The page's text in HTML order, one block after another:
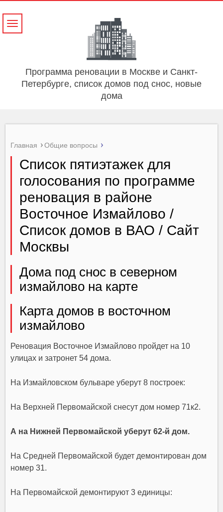
Программа реновации в Москве и Санкт-
Петербурге, список домов под снос, новые
дома
Навигация
Главная Общие вопросы
Список пятиэтажек для
голосования по программе
реновация в районе
Восточное Измайлово /
Список домов в ВАО / Сайт
Москвы
Дома под снос в северном
измайлово на карте
Карта домов в восточном
измайлово
Реновация Восточное Измайлово пройдет на 10
улицах и затронет 54 дома.
На Измайловском бульваре уберут 8 построек:
На Верхней Первомайской снесут дом номер 71к2.
А на Нижней Первомайской уберут 62-й дом.
На Средней Первомайской будет демонтирован дом
номер 31.
На Первомайской демонтируют 3 единицы: